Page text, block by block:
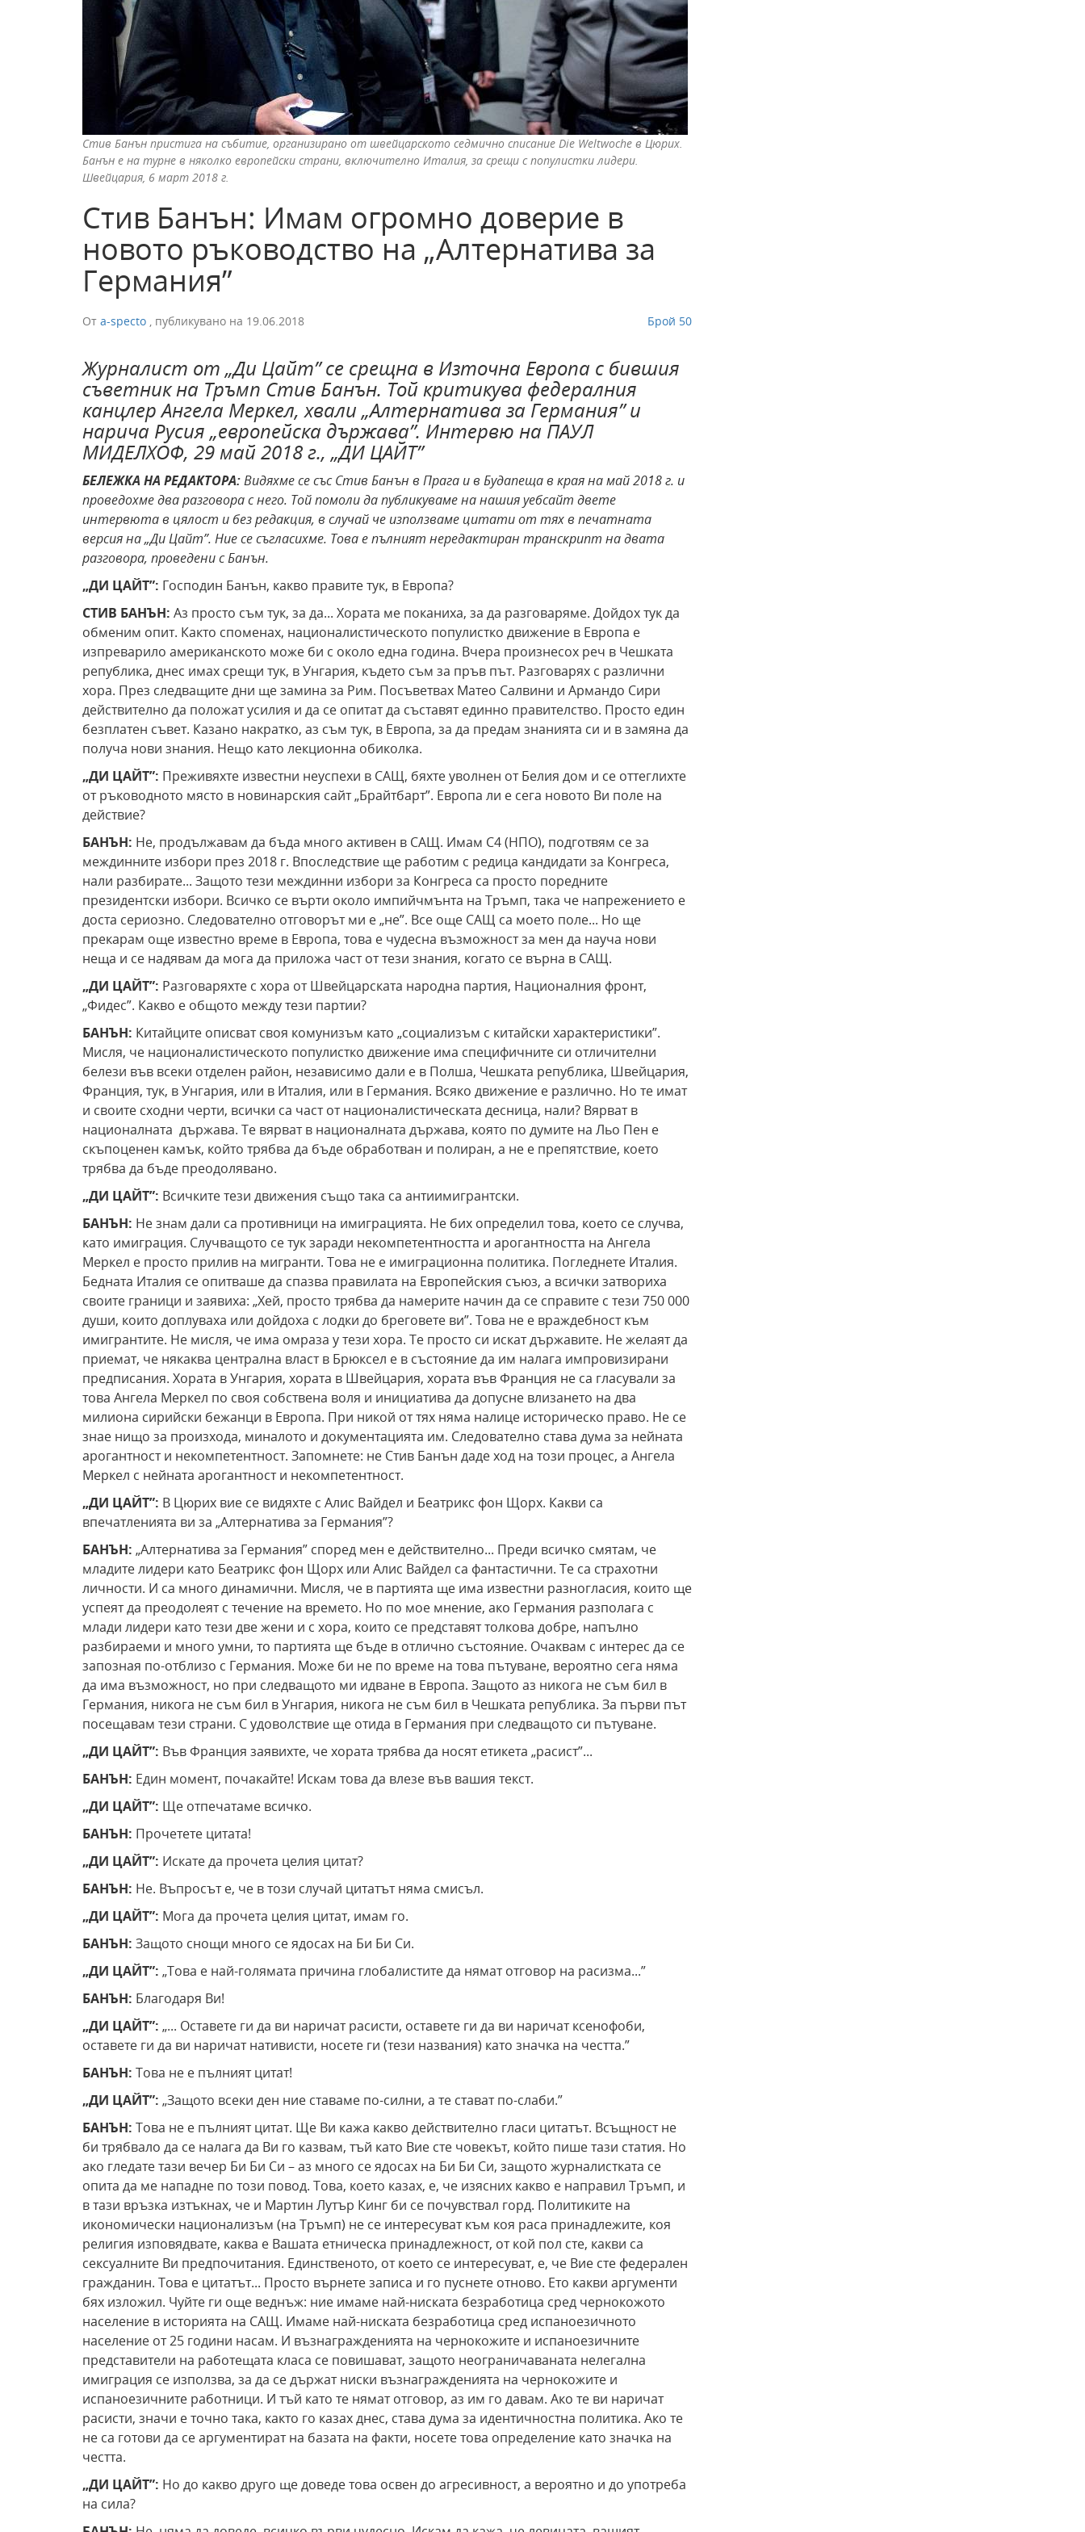
Стив Банън пристига на събитие, организирано от швейцарското седмично списание Die Weltwoche в Цюрих.
Банън е на турне в няколко европейски страни, включително Италия, за срещи с популистки лидери.
Швейцария, 6 март 2018 г.
Стив Банън: Имам огромно доверие в
новото ръководство на „Алтернатива за
Германия”
От a-specto , публикувано на 19.06.2018 Брой 50
Журналист от „Ди Цайт” се срещна в Източна Европа с бившия
съветник на Тръмп Стив Банън. Той критикува федералния
канцлер Ангела Меркел, хвали „Алтернатива за Германия” и
нарича Русия „европейска държава”. Интервю на ПАУЛ
МИДЕЛХОФ, 29 май 2018 г., „ДИ ЦАЙТ”
БЕЛЕЖКА НА РЕДАКТОРА:Видяхме се със Стив Банън в Прага и в Будапеща в края на май 2018 г. и
проведохме два разговора с него. Той помоли да публикуваме на нашия уебсайт двете
интервюта в цялост и без редакция, в случай че използваме цитати от тях в печатната
версия на „ДиЦайт”. Ние се съгласихме. Това е пълният нередактиран транскрипт на двата
разговора, проведени с Банън.
„ДИ ЦАЙТ”: Господин Банън, какво правите тук, в Европа?
СТИВ БАНЪН: Аз просто съм тук, за да... Хората ме поканиха, за да разговаряме. Дойдох тук да
обменим опит. Както споменах, националистическото популистко движение в Европа е
изпреварило американското може би с около една година. Вчера произнесох реч в Чешката
република, днес имах срещи тук, в Унгария, където съм за пръв път. Разговарях с различни
хора. През следващите дни ще замина за Рим. Посъветвах Матео Салвини и Армандо Сири
действително да положат усилия и да се опитат да съставят единно правителство. Просто един
безплатен съвет. Казано накратко, аз съм тук, в Европа, за да предам знанията си и в замяна да
получа нови знания. Нещо като лекционна обиколка.
„ДИ ЦАЙТ”: Преживяхте известни неуспехи в САЩ, бяхте уволнен от Белия дом и се оттеглихте
от ръководното място в новинарския сайт „Брайтбарт”. Европа ли е сега новото Ви поле на
действие?
БАНЪН: Не, продължавам да бъда много активен в САЩ. Имам C4 (НПО), подготвям се за
междинните избори през 2018 г. Впоследствие ще работим с редица кандидати за Конгреса,
нали разбирате... Защото тези междинни избори за Конгреса са просто поредните
президентски избори. Всичко се върти около импийчмънта на Тръмп, така че напрежението е
доста сериозно. Следователно отговорът ми е „не”. Все още САЩ са моето поле... Но ще
прекарам още известно време в Европа, това е чудесна възможност за мен да науча нови
неща и се надявам да мога да приложа част от тези знания, когато се върна в САЩ.
„ДИ ЦАЙТ”: Разговаряхте с хора от Швейцарската народна партия, Националния фронт,
„Фидес”. Какво е общото между тези партии?
БАНЪН: Китайците описват своя комунизъм като „социализъм с китайски характеристики”.
Мисля, че националистическото популистко движение има специфичните си отличителни
белези във всеки отделен район, независимо дали е в Полша, Чешката република, Швейцария,
Франция, тук, в Унгария, или в Италия, или в Германия. Всяко движение е различно. Но те имат
и своите сходни черти, всички са част от националистическата десница, нали? Вярват в
националната държава. Те вярват в националната държава, която по думите на Льо Пен е
скъпоценен камък, който трябва да бъде обработван и полиран, а не е препятствие, което
трябва да бъде преодолявано.
„ДИ ЦАЙТ”: Всичките тези движения също така са антиимигрантски.
БАНЪН: Не знам дали са противници на имиграцията. Не бих определил това, което се случва,
като имиграция. Случващото се тук заради некомпетентността и арогантността на Ангела
Меркел е просто прилив на мигранти. Това не е имиграционна политика. Погледнете Италия.
Бедната Италия се опитваше да спазва правилата на Европейския съюз, а всички затвориха
своите граници и заявиха: „Хей, просто трябва да намерите начин да се справите с тези 750 000
души, които доплуваха или дойдоха с лодки до бреговете ви”. Това не е враждебност към
имигрантите. Не мисля, че има омраза у тези хора. Те просто си искат държавите. Не желаят да
приемат, че някаква централна власт в Брюксел е в състояние да им налага импровизирани
предписания. Хората в Унгария, хората в Швейцария, хората във Франция не са гласували за
това Ангела Меркел по своя собствена воля и инициатива да допусне влизането на два
милиона сирийски бежанци в Европа. При никой от тях няма налице историческо право. Не се
знае нищо за произхода, миналото и документацията им. Следователно става дума за нейната
арогантност и некомпетентност. Запомнете: не Стив Банън даде ход на този процес, а Ангела
Меркел с нейната арогантност и некомпетентност.
„ДИ ЦАЙТ”: В Цюрих вие се видяхте с Алис Вайдел и Беатрикс фон Щорх. Какви са
впечатленията ви за „Алтернатива за Германия”?
БАНЪН: „Алтернатива за Германия” според мен е действително... Преди всичко смятам, че
младите лидери като Беатрикс фон Щорх или Алис Вайдел са фантастични. Те са страхотни
личности. И са много динамични. Мисля, че в партията ще има известни разногласия, които ще
успеят да преодолеят с течение на времето. Но по мое мнение, ако Германия разполага с
млади лидери като тези две жени и с хора, които се представят толкова добре, напълно
разбираеми и много умни, то партията ще бъде в отлично състояние. Очаквам с интерес да се
запозная по-отблизо с Германия. Може би не по време на това пътуване, вероятно сега няма
да има възможност, но при следващото ми идване в Европа. Защото аз никога не съм бил в
Германия, никога не съм бил в Унгария, никога не съм бил в Чешката република. За първи път
посещавам тези страни. С удоволствие ще отида в Германия при следващото си пътуване.
„ДИ ЦАЙТ”: Във Франция заявихте, че хората трябва да носят етикета „расист”...
БАНЪН: Един момент, почакайте! Искам това да влезе във вашия текст.
„ДИ ЦАЙТ”: Ще отпечатаме всичко.
БАНЪН: Прочетете цитата!
„ДИ ЦАЙТ”: Искате да прочета целия цитат?
БАНЪН: Не. Въпросът е, че в този случай цитатът няма смисъл.
„ДИ ЦАЙТ”: Мога да прочета целия цитат, имам го.
БАНЪН: Защото снощи много се ядосах на Би Би Си.
„ДИ ЦАЙТ”: „Това е най-голямата причина глобалистите да нямат отговор на расизма...”
БАНЪН: Благодаря Ви!
„ДИ ЦАЙТ”: „... Оставете ги да ви наричат расисти, оставете ги да ви наричат ксенофоби,
оставете ги да ви наричат нативисти, носете ги (тези названия) като значка на честта.”
БАНЪН: Това не е пълният цитат!
„ДИ ЦАЙТ”: „Защото всеки ден ние ставаме по-силни, а те стават по-слаби.”
БАНЪН: Това не е пълният цитат. Ще Ви кажа какво действително гласи цитатът. Всъщност не
би трябвало да се налага да Ви го казвам, тъй като Вие сте човекът, който пише тази статия. Но
ако гледате тази вечер Би Би Си – аз много се ядосах на Би Би Си, защото журналистката се
опита да ме нападне по този повод. Това, което казах, е, че изясних какво е направил Тръмп, и
в тази връзка изтъкнах, че и Мартин Лутър Кинг би се почувствал горд. Политиките на
икономически национализъм (на Тръмп) не се интересуват към коя раса принадлежите, коя
религия изповядвате, каква е Вашата етническа принадлежност, от кой пол сте, какви са
сексуалните Ви предпочитания. Единственото, от което се интересуват, е, че Вие сте федерален
гражданин. Това е цитатът... Просто върнете записа и го пуснете отново. Ето какви аргументи
бях изложил. Чуйте ги още веднъж: ние имаме най-ниската безработица сред чернокожото
население в историята на САЩ. Имаме най-ниската безработица сред испаноезичното
население от 25 години насам. И възнагражденията на чернокожите и испаноезичните
представители на работещата класа се повишават, защото неограничаваната нелегална
имиграция се използва, за да се държат ниски възнагражденията на чернокожите и
испаноезичните работници. И тъй като те нямат отговор, аз им го давам. Ако те ви наричат
расисти, значи е точно така, както го казах днес, става дума за идентичностна политика. Ако те
не са готови да се аргументират на базата на факти, носете това определение като значка на
честта.
„ДИ ЦАЙТ”: Но до какво друго ще доведе това освен до агресивност, а вероятно и до употреба
на сила?